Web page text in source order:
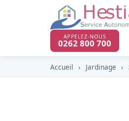
APPELEZ-NOUS
0262 800 700
Accueil › Jardinage ›